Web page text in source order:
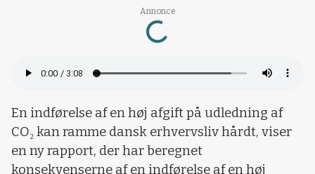
Annonce
Loading...
En indførelse af en høj afgift på udledning af
CO₂ kan ramme dansk erhvervsliv hårdt, viser
en ny rapport, der har beregnet
konsekvenserne af en indførelse af en høj